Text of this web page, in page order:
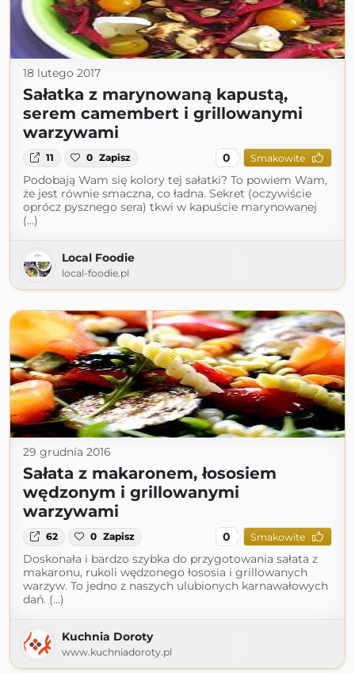
18 lutego 2017
Sałatka z marynowaną kapustą,
serem camembert i grillowanymi
warzywami
11 0 Zapisz 0 Smakowite
Podobają Wam się kolory tej sałatki? To powiem Wam,
że jest równie smaczna, co ładna. Sekret (oczywiście
oprócz pysznego sera) tkwi w kapuście marynowanej
(...)
Local Foodie
local-foodie.pl
29 grudnia 2016
Sałata z makaronem, łososiem
wędzonym i grillowanymi
warzywami
62 0 Zapisz 0 Smakowite
Doskonała i bardzo szybka do przygotowania sałata z
makaronu, rukoli wędzonego łososia i grillowanych
warzyw. To jedno z naszych ulubionych karnawałowych
dań. (...)
Kuchnia Doroty
www.kuchniadoroty.pl